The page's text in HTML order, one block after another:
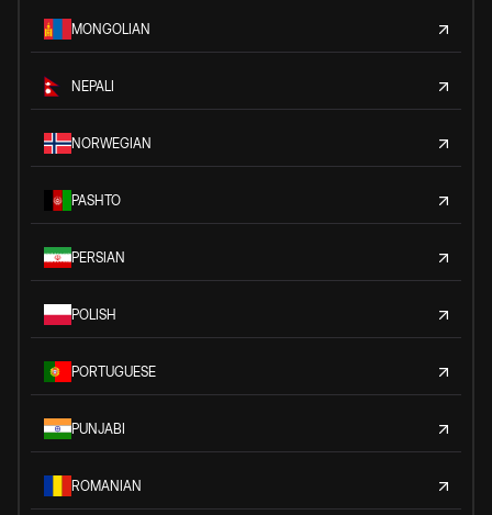
MONGOLIAN
NEPALI
NORWEGIAN
PASHTO
PERSIAN
POLISH
PORTUGUESE
PUNJABI
ROMANIAN